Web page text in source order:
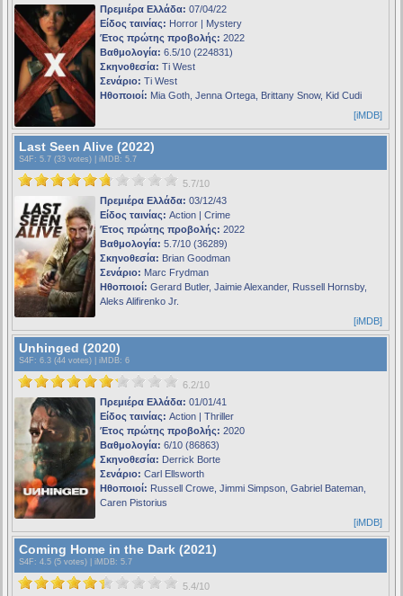
Πρεμιέρα Ελλάδα: 07/04/22
Είδος ταινίας: Horror | Mystery
Έτος πρώτης προβολής: 2022
Βαθμολογία: 6.5/10 (224831)
Σκηνοθεσία: Ti West
Σενάριο: Ti West
Ηθοποιοί: Mia Goth, Jenna Ortega, Brittany Snow, Kid Cudi
[iMDB]
Last Seen Alive (2022)
S4F : 5.7 (33 votes) | iMDB: 5.7
5.7/10
Πρεμιέρα Ελλάδα: 03/12/43
Είδος ταινίας: Action | Crime
Έτος πρώτης προβολής: 2022
Βαθμολογία: 5.7/10 (36289)
Σκηνοθεσία: Brian Goodman
Σενάριο: Marc Frydman
Ηθοποιοί: Gerard Butler, Jaimie Alexander, Russell Hornsby,
Aleks Alifirenko Jr.
[iMDB]
Unhinged (2020)
S4F : 6.3 (44 votes) | iMDB: 6
6.2/10
Πρεμιέρα Ελλάδα: 01/01/41
Είδος ταινίας: Action | Thriller
Έτος πρώτης προβολής: 2020
Βαθμολογία: 6/10 (86863)
Σκηνοθεσία: Derrick Borte
Σενάριο: Carl Ellsworth
Ηθοποιοί: Russell Crowe, Jimmi Simpson, Gabriel Bateman,
Caren Pistorius
[iMDB]
Coming Home in the Dark (2021)
S4F : 4.5 (5 votes) | iMDB: 5.7
5.4/10